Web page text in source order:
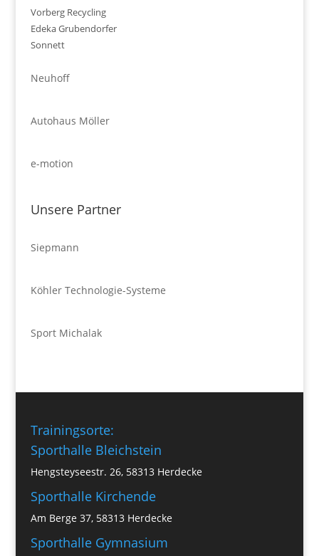
Vorberg Recycling
Edeka Grubendorfer
Sonnett
Neuhoff
Autohaus Möller
e-motion
Unsere Partner
Siepmann
Köhler Technologie-Systeme
Sport Michalak
Trainingsorte:
Sporthalle Bleichstein
Hengsteyseestr. 26, 58313 Herdecke
Sporthalle Kirchende
Am Berge 37, 58313 Herdecke
Sporthalle Gymnasium